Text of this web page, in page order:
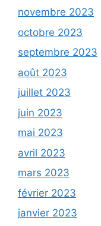
novembre 2023
octobre 2023
septembre 2023
août 2023
juillet 2023
juin 2023
mai 2023
avril 2023
mars 2023
février 2023
janvier 2023